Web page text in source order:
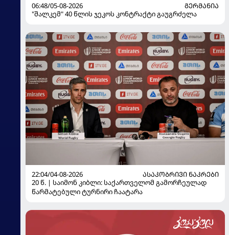
06:48/05-08-2026
ᲒᲔᲠᲛᲐᲜᲘᲐ
"შალკემ" 40 წლის ჯეკოს კონტრაქტი გაუგრძელა
22:04/04-08-2026
ᲐᲡᲐᲙᲝᲑᲠᲘᲕᲘ ᲜᲐᲙᲠᲔᲑᲘ
20 წ. | საიმონ კიბლი: საქართველომ გამორჩეულად
წარმატებული ტურნირი ჩაატარა